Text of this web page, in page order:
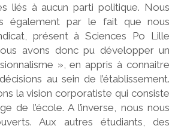
liés à aucun parti politique. Nous
également par le fait que nous
présent à Sciences Po Lille
avons donc pu développer un
», en appris à connaitre
au sein de l’établissement.
la vision corporatiste qui consiste
de l’école. A l’inverse, nous nous
Aux autres étudiants, des